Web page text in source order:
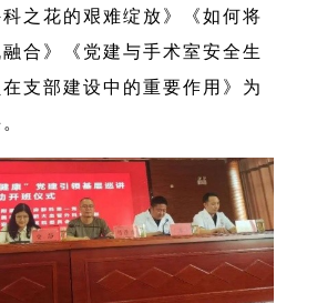
之花的艰难绽放》《如何将
合》《党建与手术室安全生
支部建设中的重要作用》为